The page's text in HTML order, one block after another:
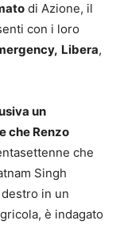
di Azione, il
con i loro
Libera,
un
che Renzo
che
Singh
in un
è indagato